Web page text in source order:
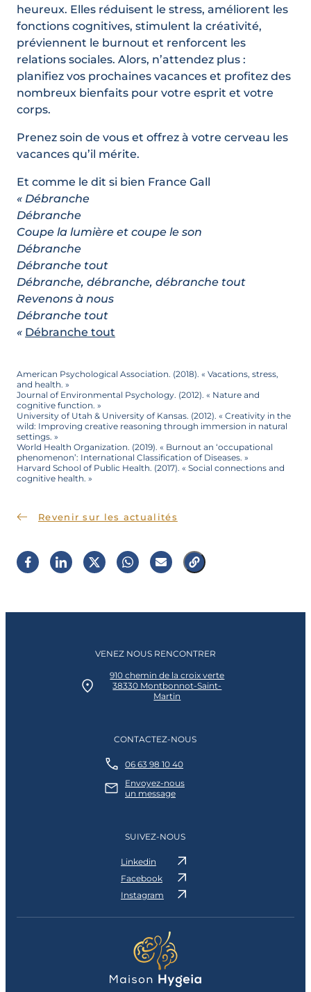
heureux. Elles réduisent le stress, améliorent les
fonctions cognitives, stimulent la créativité,
préviennent le burnout et renforcent les
relations sociales. Alors, n’attendez plus :
planifiez vos prochaines vacances et profitez des
nombreux bienfaits pour votre esprit et votre
corps.
Prenez soin de vous et offrez à votre cerveau les
vacances qu’il mérite.
Et comme le dit si bien France Gall
« Débranche
Débranche
Coupe la lumière et coupe le son
Débranche
Débranche tout
Débranche, débranche, débranche tout
Revenons à nous
Débranche tout
« Débranche tout
American Psychological Association. (2018). « Vacations, stress,
and health. »
Journal of Environmental Psychology. (2012). « Nature and
cognitive function. »
University of Utah & University of Kansas. (2012). « Creativity in the
wild: Improving creative reasoning through immersion in natural
settings. »
World Health Organization. (2019). « Burnout an ‘occupational
phenomenon’: International Classification of Diseases. »
Harvard School of Public Health. (2017). « Social connections and
cognitive health. »
Revenir sur les actualités
VENEZ NOUS RENCONTRER
910 chemin de la croix verte
38330 Montbonnot-Saint-
Martin
CONTACTEZ-NOUS
06 63 98 10 40
Envoyez-nous
un message
SUIVEZ-NOUS
Linkedin
Facebook
Instagram